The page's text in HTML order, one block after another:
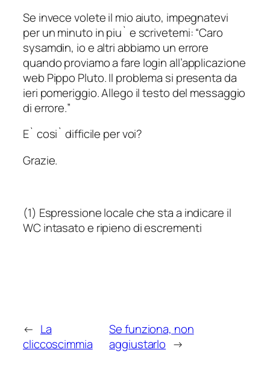
Se invece volete il mio aiuto, impegnatevi
per un minuto in piu` e scrivetemi: “Caro
sysamdin, io e altri abbiamo un errore
quando proviamo a fare login all’applicazione
web Pippo Pluto. Il problema si presenta da
ieri pomeriggio. Allego il testo del messaggio
di errore.”
E` cosi` difficile per voi?
Grazie.
(1) Espressione locale che sta a indicare il
WC intasato e ripieno di escrementi
← La
cliccoscimmia
Se funziona, non
aggiustarlo →